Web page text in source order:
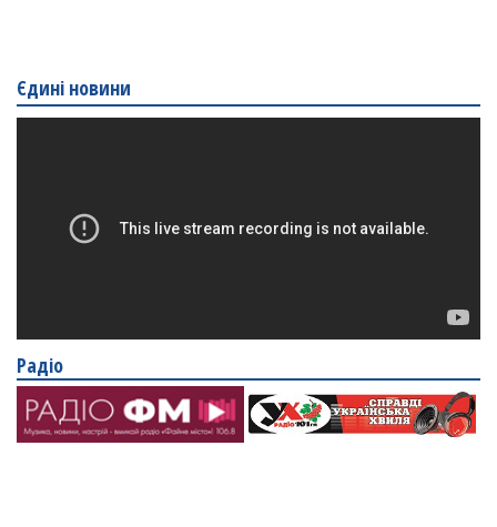
Єдині новини
Радіо